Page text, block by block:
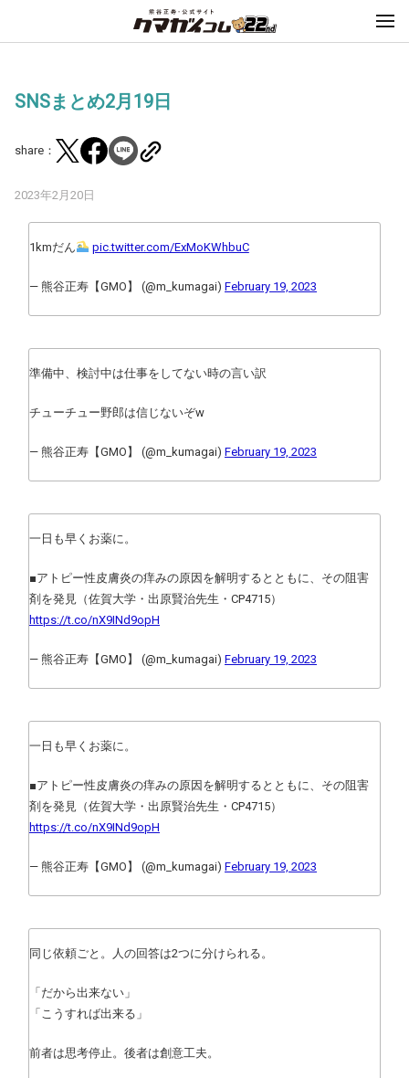
SNSまとめ2月19日
share：
2023年2月20日
1kmだん pic.twitter.com/ExMoKWhbuC
— 熊谷正寿【GMO】 (@m_kumagai) February 19, 2023
準備中、検討中は仕事をしてない時の言い訳
チューチュー野郎は信じないぞw
— 熊谷正寿【GMO】 (@m_kumagai) February 19, 2023
一日も早くお薬に。
■アトピー性皮膚炎の痒みの原因を解明するとともに、その阻害
剤を発見（佐賀大学・出原賢治先生・CP4715）
https://t.co/nX9INd9opH
— 熊谷正寿【GMO】 (@m_kumagai) February 19, 2023
一日も早くお薬に。
■アトピー性皮膚炎の痒みの原因を解明するとともに、その阻害
剤を発見（佐賀大学・出原賢治先生・CP4715）
https://t.co/nX9INd9opH
— 熊谷正寿【GMO】 (@m_kumagai) February 19, 2023
同じ依頼ごと。人の回答は2つに分けられる。
「だから出来ない」
「こうすれば出来る」
前者は思考停止。後者は創意工夫。